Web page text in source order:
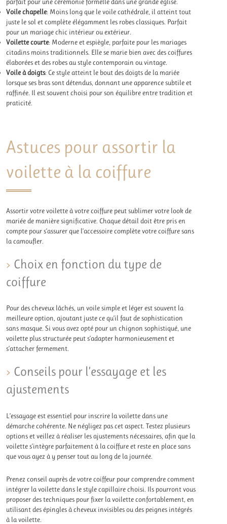
Voile chapelle: Moins long que le voile cathédrale, il atteint tout
juste le sol et complète élégamment les robes classiques. Parfait
pour un mariage chic intérieur ou extérieur.
Voilette courte: Moderne et espiègle, parfaite pour les mariages
citadins moins traditionnels. Elle se marie bien avec des coiffures
élaborées et des robes au style contemporain ou vintage.
Voile à doigts: Ce style atteint le bout des doigts de la mariée
lorsque ses bras sont détendus, donnant une apparence subtile et
raffinée. Il est souvent choisi pour son équilibre entre tradition et
praticité.
Astuces pour assortir la
voilette à la coiffure
Assortir votre voilette à votre coiffure peut sublimer votre look de
mariée de manière significative. Chaque détail doit être pris en
compte pour s’assurer que l’accessoire complète votre coiffure sans
la camoufler.
Choix en fonction du type de
coiffure
Pour des cheveux lâchés, un voile simple et léger est souvent la
meilleure option, ajoutant juste ce qu’il faut de sophistication
sans masque. Si vous avez opté pour un chignon sophistiqué, une
voilette plus structurée peut s’adapter harmonieusement et
s’attacher fermement.
Conseils pour l’essayage et les
ajustements
L’essayage est essentiel pour inscrire la voilette dans une
démarche cohérente. Ne négligez pas cet aspect. Testez plusieurs
options et veillez à réaliser les ajustements nécessaires, afin que la
voilette s’intègre parfaitement à la coiffure et reste en place sans
que vous ayez à y penser tout au long de la journée.
Prenez conseil auprès de votre coiffeur pour comprendre comment
intégrer la voilette dans le style capillaire choisi. Ils pourront vous
proposer des techniques pour fixer la voilette confortablement, en
utilisant des épingles à cheveux invisibles ou des peignes intégrés
à la voilette.